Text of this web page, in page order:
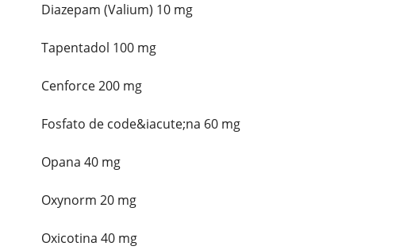
Diazepam (Valium) 10 mg
Tapentadol 100 mg
Cenforce 200 mg
Fosfato de code&iacute;na 60 mg
Opana 40 mg
Oxynorm 20 mg
Oxicotina 40 mg